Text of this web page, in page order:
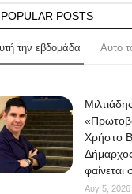
POPULAR POSTS
την εβδομάδα Αυτο
Χρήστο
Αυγ 5, 2026